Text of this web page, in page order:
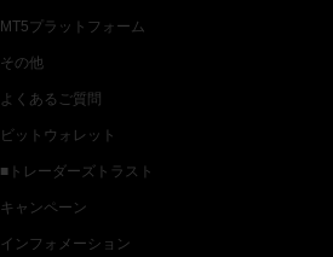
MT5プラットフォーム
その他
よくあるご質問
ビットウォレット
■トレーダーズトラスト
キャンペーン
インフォメーション